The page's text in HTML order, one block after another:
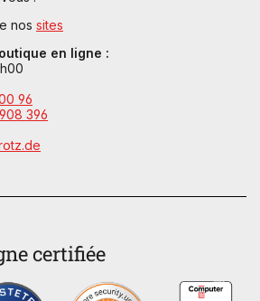
nos sites
en ligne :
96
396
certifiée